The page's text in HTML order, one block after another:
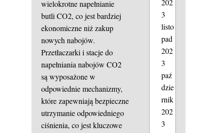
wielokrotne napełnianie
butli CO2, co jest bardziej
ekonomiczne niż zakup
nowych nabojów.
Przetłaczarki i stacje do
napełniania nabojów CO2
są wyposażone w
odpowiednie mechanizmy,
które zapewniają bezpieczne
utrzymanie odpowiedniego
ciśnienia, co jest kluczowe
202
3
listo
pad
202
3
paź
dzie
rnik
202
3